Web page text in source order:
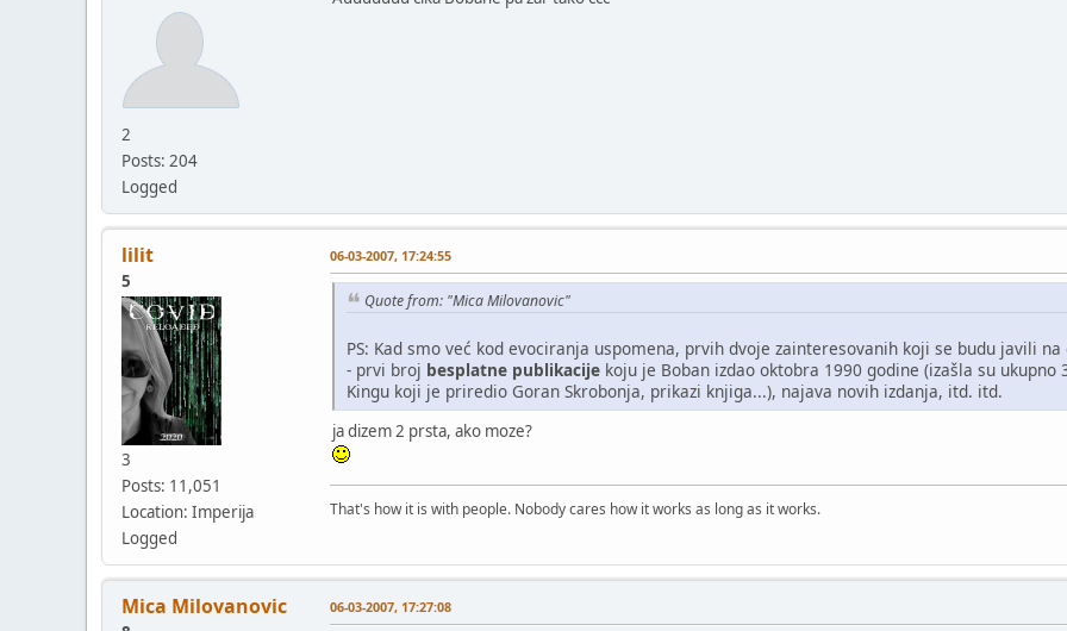
2
Posts: 204
Logged
lilit
5
3
Posts: 11,051
Location: Imperija
Logged
06-03-2007, 17:24:55
Quote from: "Mica Milovanovic"
PS: Kad smo već kod evociranja uspomena, prvih dvoje zainteresovanih koji se budu javili
- prvi broj besplatne publikacije koju je Boban izdao oktobra 1990 godine (izašla su
Kingu koji je priredio Goran Skrobonja, prikazi knjiga...), najava novih izdanja, itd. itd.
ja dizem 2 prsta, ako moze?
That's how it is with people. Nobody cares how it works as long as it works.
Mica Milovanovic 06-03-2007, 17:27:08